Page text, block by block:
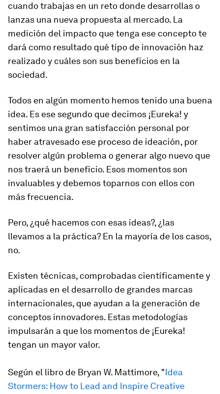
cuando trabajas en un reto donde desarrollas o
lanzas una nueva propuesta al mercado. La
medición del impacto que tenga ese concepto te
dará como resultado qué tipo de innovación haz
realizado y cuáles son sus beneficios en la
sociedad.
Todos en algún momento hemos tenido una buena
idea. Es ese segundo que decimos ¡Eureka! y
sentimos una gran satisfacción personal por
haber atravesado ese proceso de ideación, por
resolver algún problema o generar algo nuevo que
nos traerá un beneficio. Esos momentos son
invaluables y debemos toparnos con ellos con
más frecuencia.
Pero, ¿qué hacemos con esas ideas?, ¿las
llevamos a la práctica? En la mayoría de los casos,
no.
Existen técnicas, comprobadas científicamente y
aplicadas en el desarrollo de grandes marcas
internacionales, que ayudan a la generación de
conceptos innovadores. Estas metodologías
impulsarán a que los momentos de ¡Eureka!
tengan un mayor valor.
Según el libro de Bryan W. Mattimore, "Idea
Stormers: How to Lead and Inspire Creative